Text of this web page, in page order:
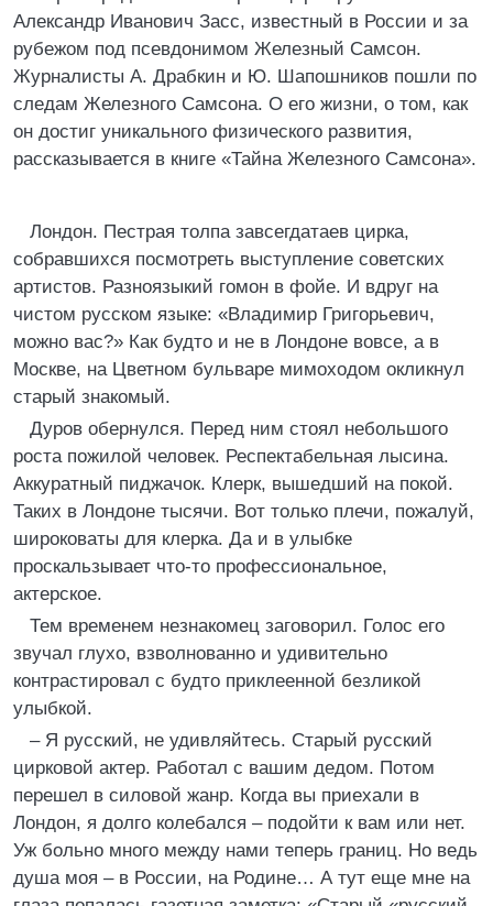
Александр Иванович Засс, известный в России и за
рубежом под псевдонимом Железный Самсон.
Журналисты А. Драбкин и Ю. Шапошников пошли по
следам Железного Самсона. О его жизни, о том, как
он достиг уникального физического развития,
рассказывается в книге «Тайна Железного Самсона».
Лондон. Пестрая толпа завсегдатаев цирка,
собравшихся посмотреть выступление советских
артистов. Разноязыкий гомон в фойе. И вдруг на
чистом русском языке: «Владимир Григорьевич,
можно вас?» Как будто и не в Лондоне вовсе, а в
Москве, на Цветном бульваре мимоходом окликнул
старый знакомый.
Дуров обернулся. Перед ним стоял небольшого
роста пожилой человек. Респектабельная лысина.
Аккуратный пиджачок. Клерк, вышедший на покой.
Таких в Лондоне тысячи. Вот только плечи, пожалуй,
широковаты для клерка. Да и в улыбке
проскальзывает что-то профессиональное,
актерское.
Тем временем незнакомец заговорил. Голос его
звучал глухо, взволнованно и удивительно
контрастировал с будто приклеенной безликой
улыбкой.
– Я русский, не удивляйтесь. Старый русский
цирковой актер. Работал с вашим дедом. Потом
перешел в силовой жанр. Когда вы приехали в
Лондон, я долго колебался – подойти к вам или нет.
Уж больно много между нами теперь границ. Но ведь
душа моя – в России, на Родине… А тут еще мне на